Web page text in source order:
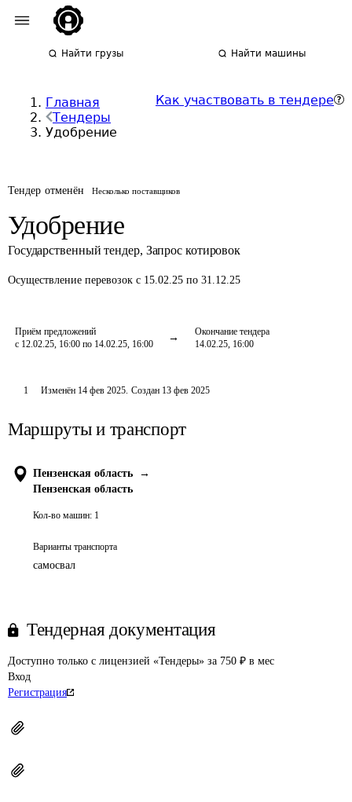
Найти грузы Найти машины
Главная
Тендеры
Удобрение
Как участвовать в тендере
Тендер отменён Несколько поставщиков
Удобрение
Государственный тендер, Запрос котировок
Осуществление перевозок с 15.02.25 по 31.12.25
Приём предложений
с 12.02.25, 16:00 по 14.02.25, 16:00
Окончание тендера
14.02.25, 16:00
1 Изменён 14 фев 2025. Создан 13 фев 2025
Маршруты и транспорт
Пензенская область
→
Пензенская область
Кол-во машин: 1
Варианты транспорта
самосвал
Тендерная документация
Доступно только с лицензией «Тендеры» за 750 ₽ в мес
Вход
Регистрация